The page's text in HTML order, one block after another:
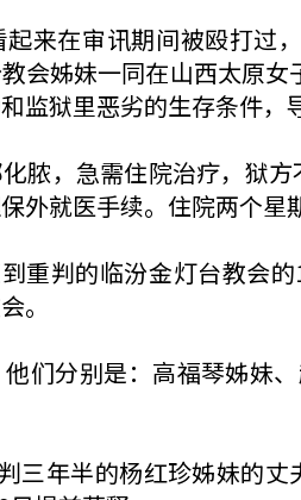
来在审讯期间被殴打过
会姊妹一同在山西太原
监狱里恶劣的生存条件，
脓，急需住院治疗，狱
外就医手续。住院两个星
重判的临汾金灯台教会
。
们分别是：高福琴姊妹
三年半的杨红珍姊妹的丈